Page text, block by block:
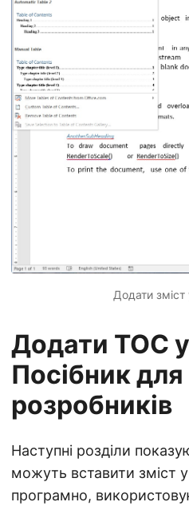
Додати зміст
Додати TOC
Посібник для
розробників
Наступні розділи
можуть вставити зміст
програмно,